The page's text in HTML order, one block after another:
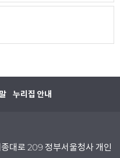
누리집 안내
대로 209 정부서울청사 개인